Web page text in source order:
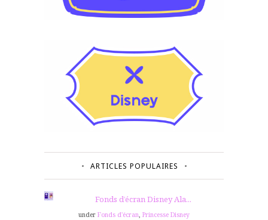
ARTICLES POPULAIRES
Fonds d’écran Disney Ala...
under Fonds d'écran, Princesse Disney